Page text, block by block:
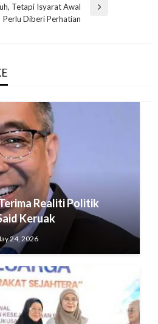
Tetapi Isyarat Awal
Perlu Diberi Perhatian
Realiti Politik
Keruak
24, 2026